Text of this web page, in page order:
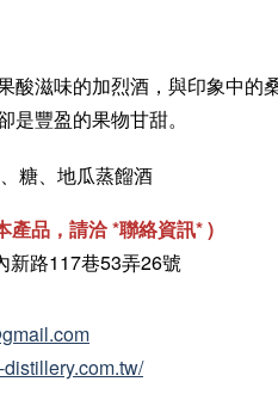
酸滋味的加烈酒，與印象中
是豐盈的果物甘甜。
糖、地瓜蒸餾酒
產品，請洽 *聯絡資訊* )
新路117巷53弄26號